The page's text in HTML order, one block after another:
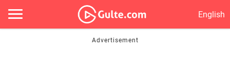
English